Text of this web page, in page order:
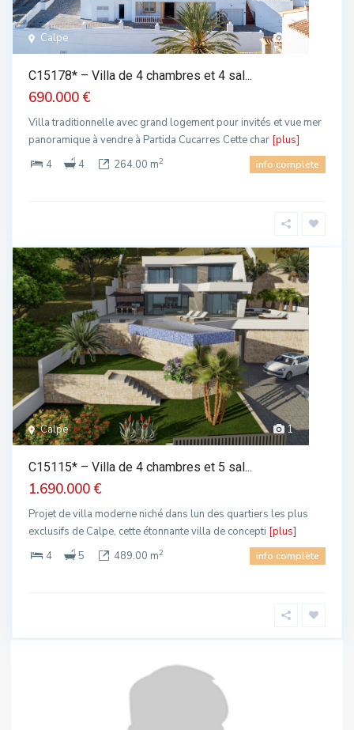
Calpe
C15178* – Villa de 4 chambres et 4 sal...
690.000 €
Villa traditionnelle avec grand logement pour invités et vue mer
panoramique à vendre à Partida Cucarres Cette char [plus]
4
4 264.00 m2 info complète
1
Calpe
C15115* – Villa de 4 chambres et 5 sal...
1.690.000 €
Projet de villa moderne niché dans lun des quartiers les plus
exclusifs de Calpe, cette étonnante villa de concepti [plus]
4
5 489.00 m2 info complète